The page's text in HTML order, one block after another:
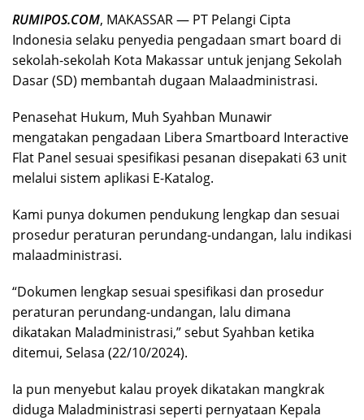
RUMIPOS.COM, MAKASSAR — PT Pelangi Cipta
Indonesia selaku penyedia pengadaan smart board di
sekolah-sekolah Kota Makassar untuk jenjang Sekolah
Dasar (SD) membantah dugaan Malaadministrasi.
Penasehat Hukum, Muh Syahban Munawir
mengatakan pengadaan Libera Smartboard Interactive
Flat Panel sesuai spesifikasi pesanan disepakati 63 unit
melalui sistem aplikasi E-Katalog.
Kami punya dokumen pendukung lengkap dan sesuai
prosedur peraturan perundang-undangan, lalu indikasi
malaadministrasi.
“Dokumen lengkap sesuai spesifikasi dan prosedur
peraturan perundang-undangan, lalu dimana
dikatakan Maladministrasi,” sebut Syahban ketika
ditemui, Selasa (22/10/2024).
Ia pun menyebut kalau proyek dikatakan mangkrak
diduga Maladministrasi seperti pernyataan Kepala